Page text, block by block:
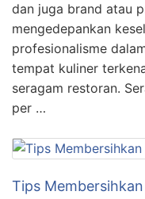
dan juga brand atau
mengedepankan
profesionalisme
tempat kuliner
seragam restoran.
per …
Tips